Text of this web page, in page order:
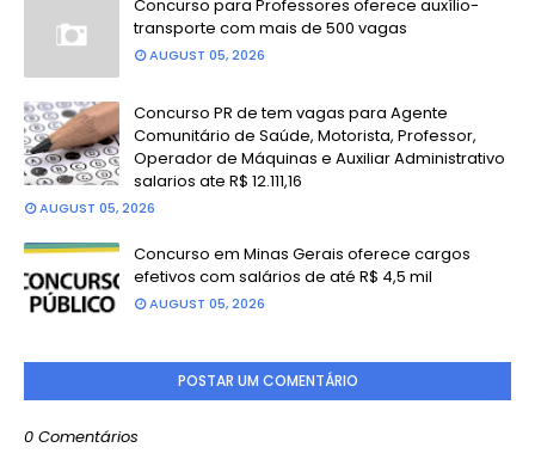
Concurso para Professores oferece auxílio-
transporte com mais de 500 vagas
AUGUST 05, 2026
Concurso PR de tem vagas para Agente
Comunitário de Saúde, Motorista, Professor,
Operador de Máquinas e Auxiliar Administrativo
salarios ate R$ 12.111,16
AUGUST 05, 2026
Concurso em Minas Gerais oferece cargos
efetivos com salários de até R$ 4,5 mil
AUGUST 05, 2026
POSTAR UM COMENTÁRIO
0 Comentários